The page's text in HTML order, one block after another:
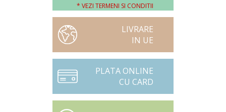
* VEZI TERMENI SI CONDITII
LIVRARE
IN UE
PLATA ONLINE
CU CARD